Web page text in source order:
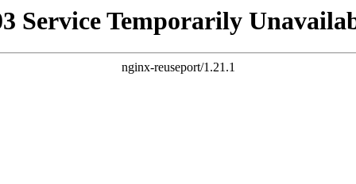
Service Temporarily
nginx-reuseport/1.21.1